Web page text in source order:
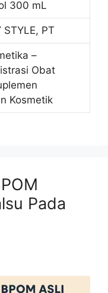
300 mL
STYLE, PT
–
Obat
Kosmetik
Pada